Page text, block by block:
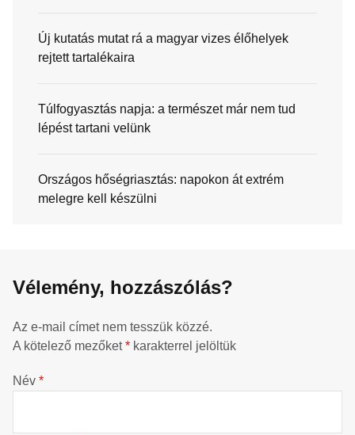
Új kutatás mutat rá a magyar vizes élőhelyek
rejtett tartalékaira
Túlfogyasztás napja: a természet már nem tud
lépést tartani velünk
Országos hőségriasztás: napokon át extrém
melegre kell készülni
Vélemény, hozzászólás?
Az e-mail címet nem tesszük közzé.
A kötelező mezőket* karakterrel jelöltük
Név *